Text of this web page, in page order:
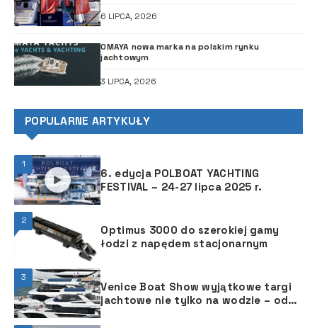
6 LIPCA, 2026
OMAYA nowa marka na polskim rynku
jachtowym
3 LIPCA, 2026
POPULARNE ARTYKUŁY
1
6. edycja POLBOAT YACHTING
FESTIVAL – 24-27 lipca 2025 r.
2
Optimus 3000 do szerokiej gamy
łodzi z napędem stacjonarnym
3
Venice Boat Show wyjątkowe targi
jachtowe nie tylko na wodzie – od